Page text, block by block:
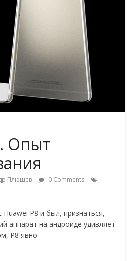
Опыт
Плющев
0 Comments
P8 и был, признаться,
аппарат на андроиде удивляет
P8 явно